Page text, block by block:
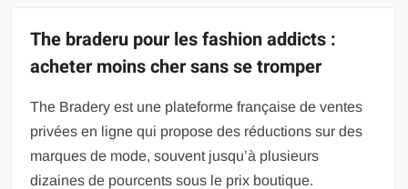
The braderu pour les fashion addicts :
acheter moins cher sans se tromper
The Bradery est une plateforme française de ventes
privées en ligne qui propose des réductions sur des
marques de mode, souvent jusqu’à plusieurs
dizaines de pourcents sous le prix boutique.